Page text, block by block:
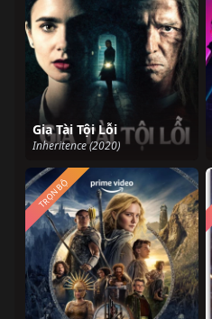
Gia Tài Tội Lỗi
Inheritence (2020)
TRỌN BỘ